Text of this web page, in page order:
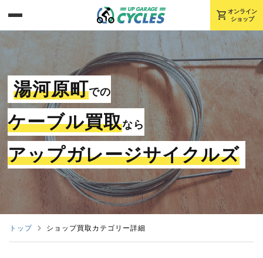
shopping_cart オンライン
ショップ
湯河原町での
ケーブル買取なら
アップガレージサイクルズ
トップ ショップ買取カテゴリー詳細